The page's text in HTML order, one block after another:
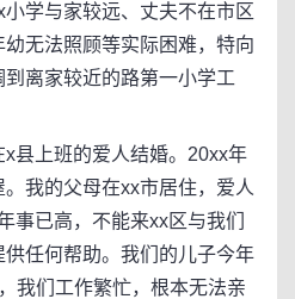
学与家较远、丈夫不在市区
无法照顾等实际困难，特向
离家较近的路第一小学工
上班的爱人结婚。20xx年
我的父母在xx市居住，爱人
事已高，不能来xx区与我们
任何帮助。我们的儿子今年
我们工作繁忙，根本无法亲